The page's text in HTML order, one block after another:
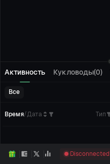
Активность Кукловоды(0)
Все
Время/Дата Тип
Disconnected